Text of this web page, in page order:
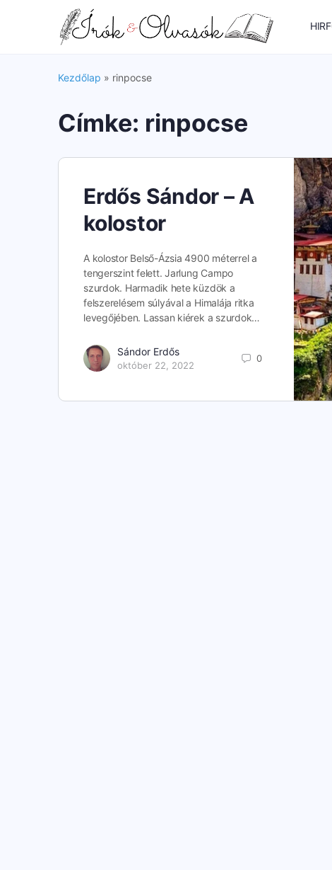
Kezdőlap » rinpocse
Címke: rinpocse
Erdős Sándor – A
kolostor
A kolostor Belső-Ázsia 4900 méterrel a
tengerszint felett. Jarlung Campo
szurdok. Harmadik hete küzdök a
felszerelésem súlyával a Himalája ritka
levegőjében. Lassan kiérek a szurdok…
Sándor Erdős
október 22, 2022
0